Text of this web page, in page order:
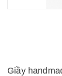
Giầy